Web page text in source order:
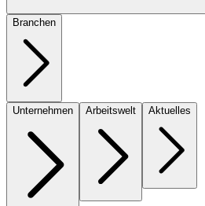
Branchen
Unternehmen Arbeitswelt Aktuelles